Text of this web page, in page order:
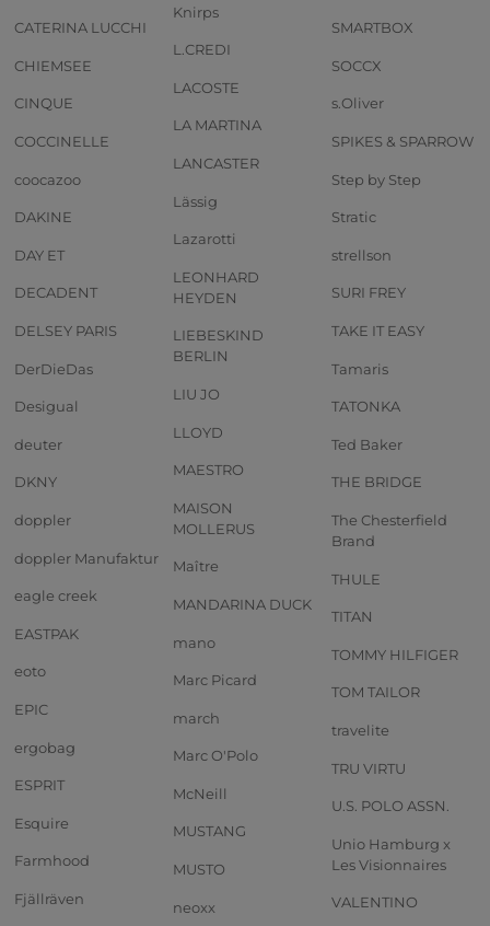
CATERINA LUCCHI
CHIEMSEE
CINQUE
COCCINELLE
coocazoo
DAKINE
DAY ET
DECADENT
DELSEY PARIS
DerDieDas
Desigual
deuter
DKNY
doppler
doppler Manufaktur
eagle creek
EASTPAK
eoto
EPIC
ergobag
ESPRIT
Esquire
Farmhood
Fjällräven
Knirps
L.CREDI
LACOSTE
LA MARTINA
LANCASTER
Lässig
Lazarotti
LEONHARD
HEYDEN
LIEBESKIND
BERLIN
LIU JO
LLOYD
MAESTRO
MAISON
MOLLERUS
Maître
MANDARINA DUCK
mano
Marc Picard
march
Marc O'Polo
McNeill
MUSTANG
MUSTO
neoxx
SMARTBOX
SOCCX
s.Oliver
SPIKES & SPARROW
Step by Step
Stratic
strellson
SURI FREY
TAKE IT EASY
Tamaris
TATONKA
Ted Baker
THE BRIDGE
The Chesterfield
Brand
THULE
TITAN
TOMMY HILFIGER
TOM TAILOR
travelite
TRU VIRTU
U.S. POLO ASSN.
Unio Hamburg x
Les Visionnaires
VALENTINO